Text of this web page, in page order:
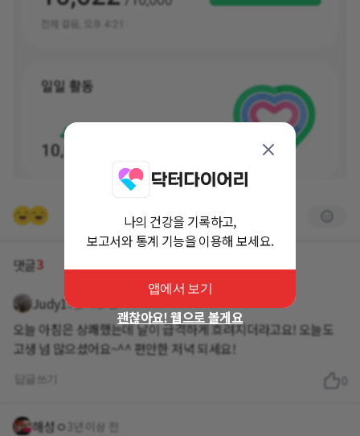
댓글3
Judy13년 이상 전
오늘 아침은 상쾌했는데 날이 급격하게 흐려지더라고요! 오늘도
고생 넘 많으셨어요~^^ 편안한 저녁 되세요!
해성ㅇ 3년 이상 전
나의 건강을 기록하고,
보고서와 통계 기능을 이용해 보세요.
앱에서 보기
괜찮아요! 웹으로 볼게요